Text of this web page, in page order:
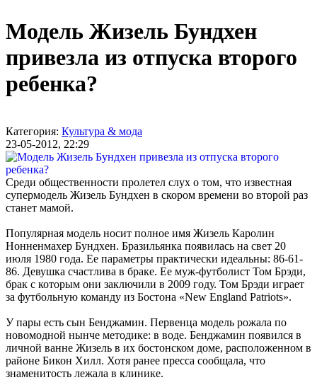
Модель Жизель Бундхен
привезла из отпуска второго
ребенка?
Категория: Культура & мода
23-05-2012, 22:29
Среди общественности пролетел слух о том, что известная
супермодель Жизель Бундхен в скором времени во второй раз
станет мамой.
Популярная модель носит полное имя Жизель Каролин
Нонненмахер Бундхен. Бразильянка появилась на свет 20
июля 1980 года. Ее параметры практически идеальны: 86-61-
86. Девушка счастлива в браке. Ее муж-футболист Том Брэди,
брак с которым они заключили в 2009 году. Том Брэди играет
за футбольную команду из Бостона «New England Patriots».
У пары есть сын Бенджамин. Первенца модель рожала по
новомодной нынче методике: в воде. Бенджамин появился в
личной ванне Жизель в их бостонском доме, расположенном в
районе Бикон Хилл. Хотя ранее пресса сообщала, что
знаменитость лежала в клинике.